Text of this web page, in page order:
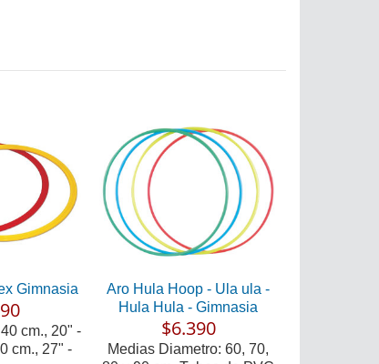
Gimnasia
cm., 20" -
cm., 27" -
Aro Hula Hoop - Ula ula -
Hula Hula - Gimnasia
$6.390
Medias Diametro: 60, 70,